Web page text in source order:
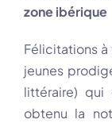
zone ibérique
Félicitations à
jeunes
littéraire) qui
obtenu la